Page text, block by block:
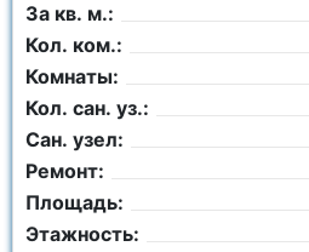
За кв. м.:
Кол. ком.:
Комнаты:
Кол. сан. уз.:
Сан. узел:
Ремонт:
Площадь:
Этажность: